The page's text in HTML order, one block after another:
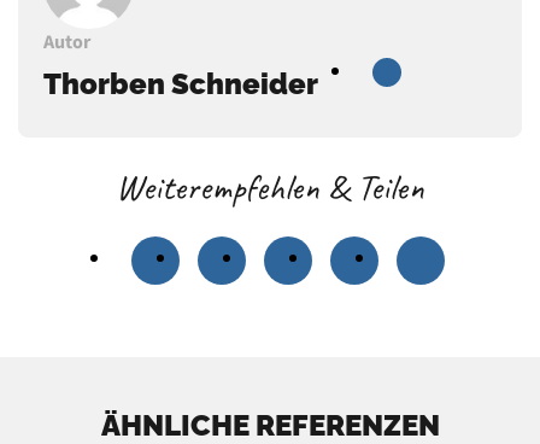
Autor
Thorben Schneider
Weiterempfehlen & Teilen
ÄHNLICHE REFERENZEN